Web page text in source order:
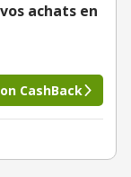
achats en
CashBack